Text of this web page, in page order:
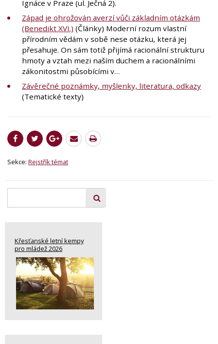
Ignáce v Praze (ul. Ječná 2).
Západ je ohrožován averzí vůči základním otázkám
(Benedikt XVI.) (Články) Moderní rozum vlastní
přírodním vědám v sobě nese otázku, která jej
přesahuje. On sám totiž přijímá racionální strukturu
hmoty a vztah mezi naším duchem a racionálními
zákonitostmi působícími v…
Závěrečné poznámky, myšlenky, literatura, odkazy
(Tematické texty)
Sekce: Rejstřík témat
Křesťanské letní kempy
pro mládež 2026